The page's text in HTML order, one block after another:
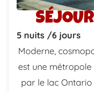
5 nuits /6 jours
Moderne,
est une
par le lac